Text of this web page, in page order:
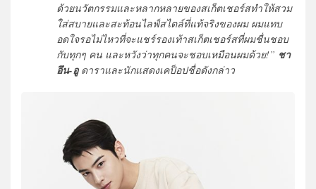
ด้วยนวัตกรรมและหลากหลายของสเก็ตเชอร์สทำให้สวม
ใส่สบายและสะท้อนไลฟ์สไตล์ที่แท้จริงของผม ผมแทบ
อดใจรอไม่ไหวที่จะแชร์รองเท้าสเก็ตเชอร์สที่ผมชื่นชอบ
กับทุกๆ คน และหวังว่าทุกคนจะชอบเหมือนผมด้วย!” ชา
อึน-อูดาราและนักแสดงเคป็อปชื่อดังกล่าว